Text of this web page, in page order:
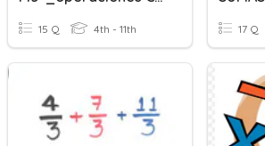
15 Q 4th - 11th 17 Q